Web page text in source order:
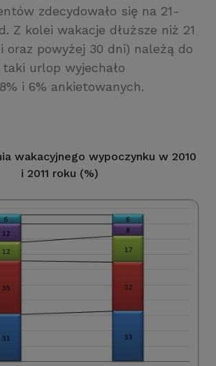
zdecydowało się na 21-
Z kolei wakacje dłuższe niż 21
oraz powyżej 30 dni) należą do
taki urlop wyjechało
i 6% ankietowanych.
wakacyjnego wypoczynku w 2010
i 2011 roku (%)